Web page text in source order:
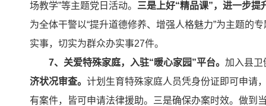
场教学”等主题党日活动。 三是上好“精品课”，进一步提
为全体干警以“提升道德修养、增强人格魅力”为主题的
实事，切实为群众办实事27件。
7、关爱特殊家庭，入驻“暖心家园”平台。 加入县卫
济状况审查。 计划生育特殊家庭人员凭身份证即可申请
有案件，皆可申请法律援助。三是确保办案时效。做到